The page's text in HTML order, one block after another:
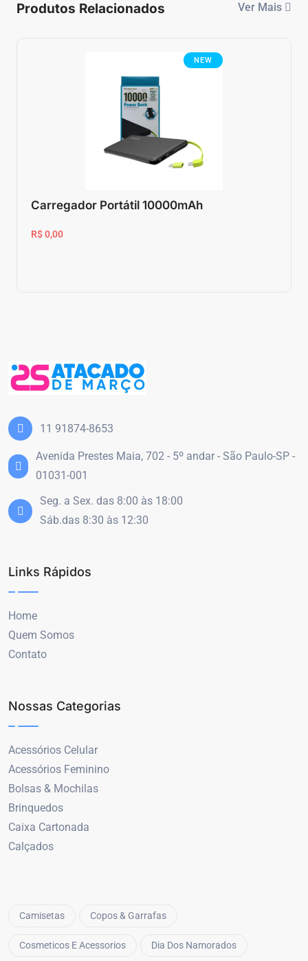
Produtos Relacionados Ver Mais
NEW
Carregador Portátil 10000mAh
R$ 0,00
11 91874-8653
Avenida Prestes Maia, 702 - 5º andar - São Paulo-SP -
01031-001
Seg. a Sex. das 8:00 às 18:00
Sáb.das 8:30 às 12:30
Links Rápidos
Home
Quem Somos
Contato
Nossas Categorias
Acessórios Celular
Acessórios Feminino
Bolsas & Mochilas
Brinquedos
Caixa Cartonada
Calçados
Camisetas Copos & Garrafas
Cosmeticos E Acessorios Dia Dos Namorados